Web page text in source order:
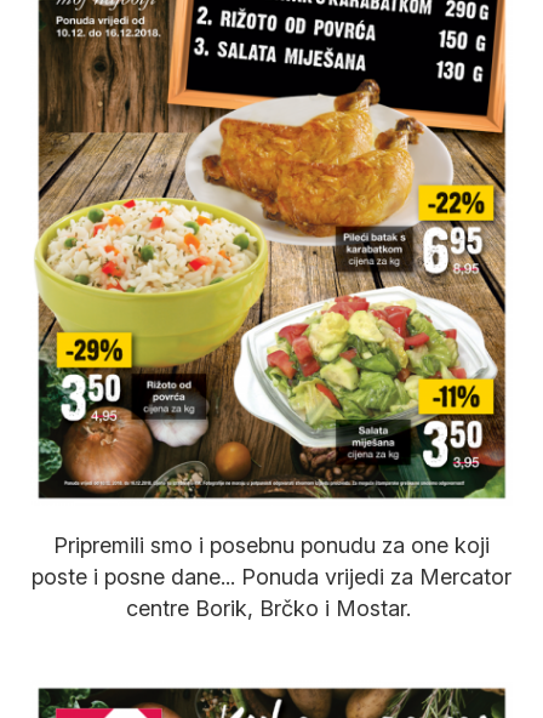
Pripremili smo i posebnu ponudu za one koji
poste i posne dane... Ponuda vrijedi za Mercator
centre Borik, Brčko i Mostar.